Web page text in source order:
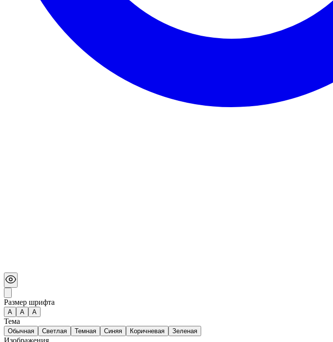
Размер шрифта
А A A
Тема
Обычная Светлая Темная Синяя Коричневая Зеленая
Изображения